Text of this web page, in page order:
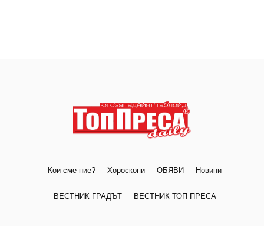
Кои сме ние? Хороскопи ОБЯВИ Новини
ВЕСТНИК ГРАДЪТ ВЕСТНИК ТОП ПРЕСА